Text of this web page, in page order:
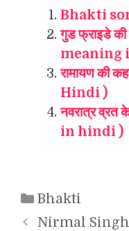
Bhakti
गुड फ्राइडे
meaning
रामायण की
Hindi )
नवरात्र
in hindi )
Categories
Bhakti
Nirmal Singh